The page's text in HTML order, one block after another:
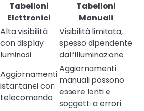
Tabelloni
Elettronici
Tabelloni
Manuali
Alta visibilità
con display
luminosi
Visibilità limitata,
spesso dipendente
dall’illuminazione
Aggiornamenti
istantanei con
telecomando
Aggiornamenti
manuali possono
essere lenti e
soggetti a errori